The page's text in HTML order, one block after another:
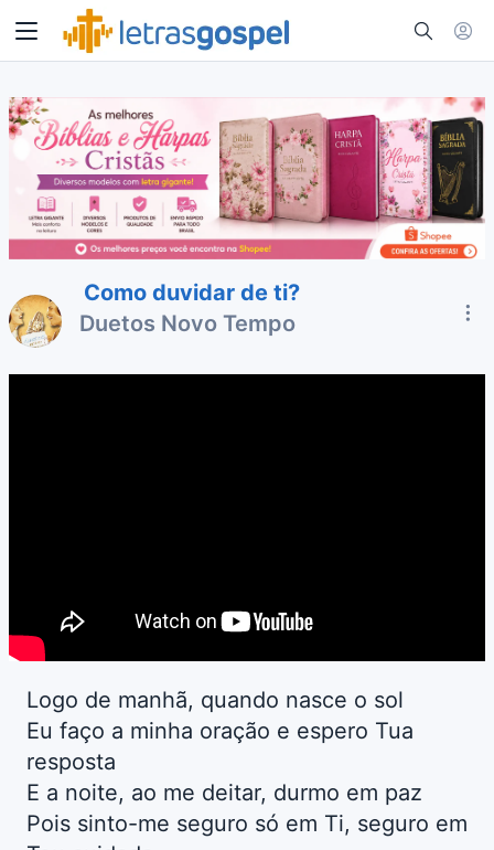
Como duvidar de ti?
Duetos Novo Tempo
Logo de manhã, quando nasce o sol
Eu faço a minha oração e espero Tua
resposta
E a noite, ao me deitar, durmo em paz
Pois sinto-me seguro só em Ti, seguro em